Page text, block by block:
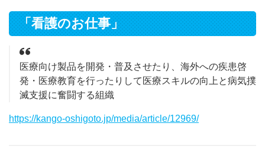
「看護のお仕事」
医療向け製品を開発・普及させたり、海外への疾患啓
発・医療教育を行ったりして医療スキルの向上と病気撲
滅支援に奮闘する組織
https://kango-oshigoto.jp/media/article/12969/